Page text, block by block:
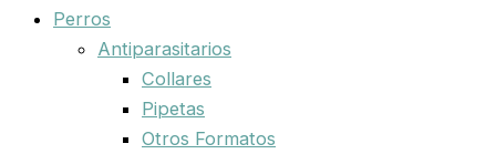
Perros
Antiparasitarios
Collares
Pipetas
Otros Formatos